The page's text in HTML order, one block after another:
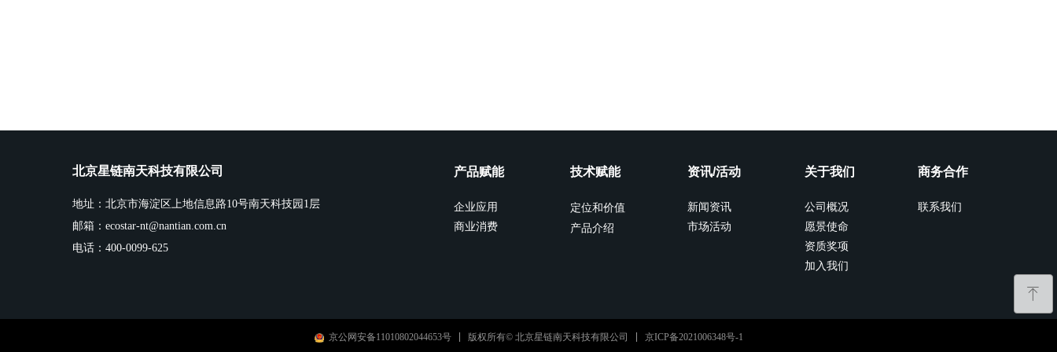
ꁸ
产品赋能
企业应用
商业消费
技术赋能
定位和价值
产品介绍
资讯/活动
新闻资讯
市场活动
关于我们
公司概况
愿景使命
资质奖项
加入我们
商务合作
联系我们
北京星链南天科技有限公司
地址：北京市海淀区上地信息路10号南天科技园1层
邮箱：ecostar-nt@nantian.com.cn
电话：400-0099-625
京公网安备11010802044653号 版权所有© 北京星链南天科技有限公司 京ICP备2021006348号-1